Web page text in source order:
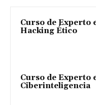
Curso de Experto
Hacking Ético
Curso de Experto
Ciberinteligencia